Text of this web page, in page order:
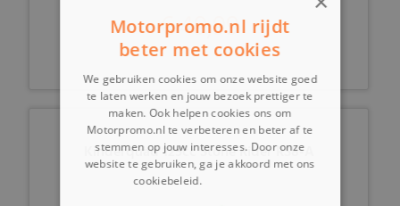
€ 49,99
Kinderquad 125cc Stone Rider RS8-A
Motorpromo.nl rijdt
beter met cookies
We gebruiken cookies om onze website goed
te laten werken en jouw bezoek prettiger te
maken. Ook helpen cookies ons om
Motorpromo.nl te verbeteren en beter af te
stemmen op jouw interesses. Door onze
website te gebruiken, ga je akkoord met ons
cookiebeleid.